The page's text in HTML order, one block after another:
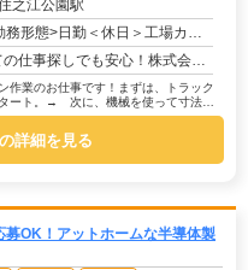
之江公園駅
態>日勤＜休日＞工場カレンダーによる/長期休暇/GW /夏季/ 年末年始
心！株式会社京栄センターで、新しい一歩を踏み出してみませんか？→未経験者多数活躍中！経験やス...
作業のお仕事です！まずは、トラック
ート。→ 次に、機械を使って寸法通
詳細を見る
募OK！アットホームな半導体製